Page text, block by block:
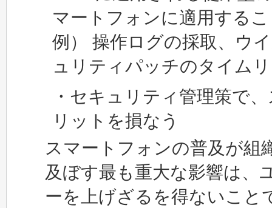
マートフォンに適用する
例） 操作ログの採取、ウ
ュリティパッチのタイム
・セキュリティ管理策で
リットを損なう
スマートフォンの普及が組
及ぼす最も重大な影響は、
ーを上げざるを得ないこと